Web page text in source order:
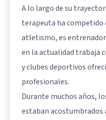
A lo largo de su
terapeuta ha
atletismo, es
en la actualidad trabaja
y clubes deportivos
profesionales.
Durante muchos años,
estaban acostumbrados